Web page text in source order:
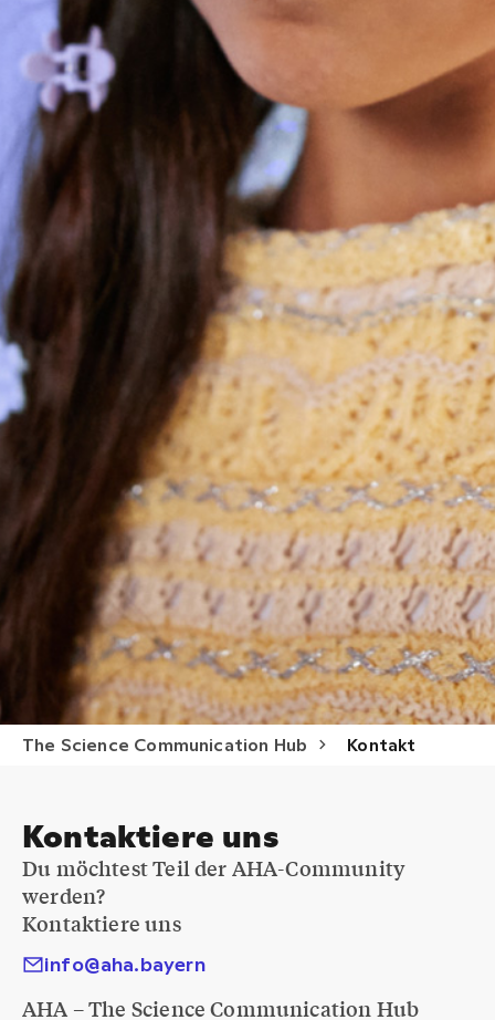
The Science Communication Hub Kontakt
Kontaktiere uns
Du möchtest Teil der AHA-Community
werden?
Kontaktiere uns
info@aha.bayern
AHA – The Science Communication Hub